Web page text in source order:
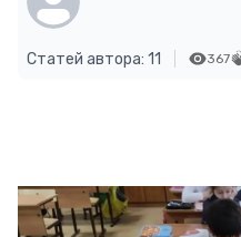
Статей автора: 11 367